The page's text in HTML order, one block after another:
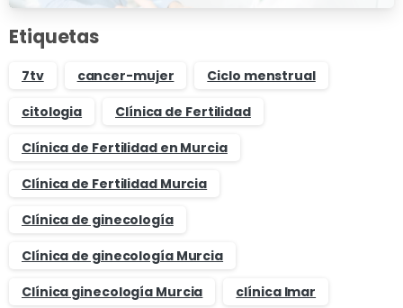
Etiquetas
7tv cancer-mujer
Ciclo menstrual
citologia
Clínica de Fertilidad
Clínica de Fertilidad en Murcia
Clínica de Fertilidad Murcia
Clínica de ginecología
Clínica de ginecología Murcia
Clínica ginecología Murcia
clínica Imar